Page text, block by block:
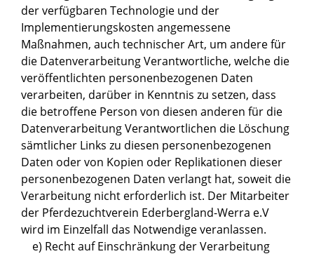
der verfügbaren Technologie und der
Implementierungskosten angemessene
Maßnahmen, auch technischer Art, um andere für
die Datenverarbeitung Verantwortliche, welche die
veröffentlichten personenbezogenen Daten
verarbeiten, darüber in Kenntnis zu setzen, dass
die betroffene Person von diesen anderen für die
Datenverarbeitung Verantwortlichen die Löschung
sämtlicher Links zu diesen personenbezogenen
Daten oder von Kopien oder Replikationen dieser
personenbezogenen Daten verlangt hat, soweit die
Verarbeitung nicht erforderlich ist. Der Mitarbeiter
der Pferdezuchtverein Ederbergland-Werra e.V
wird im Einzelfall das Notwendige veranlassen.
e) Recht auf Einschränkung der Verarbeitung